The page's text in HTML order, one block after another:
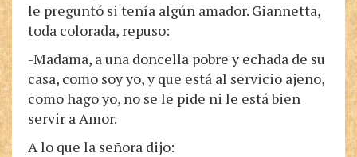
le preguntó si tenía algún amador. Giannetta,
toda colorada, repuso:
-Madama, a una doncella pobre y echada de su
casa, como soy yo, y que está al servicio ajeno,
como hago yo, no se le pide ni le está bien
servir a Amor.
A lo que la señora dijo: